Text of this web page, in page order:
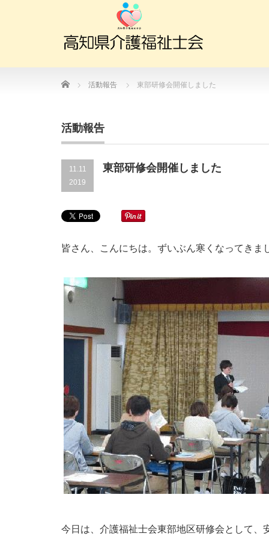
Home 活動報告 東部研修会開催しました
活動報告
11.11
2019
東部研修会開催しました
皆さん、こんにちは。ずいぶん寒くなってき
今日は、介護福祉士会東部地区研修会として